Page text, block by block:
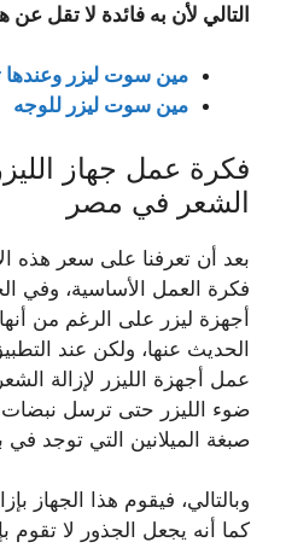
التالي لأن به فائدة لا تقل عن
مين سوت ليزر
مين سوت ليزر للوجه
فكرة عمل جهاز
الشعر في مصر
بعد أن تعرفنا على سعر هذه
فكرة العمل الأساسية، وفي
أجهزة ليزر على الرغم من
الحديث عنها، ولكن عند
عمل أجهزة الليزر لإزالة
ضوء الليزر حتى ترسل
صبغة الميلانين التي توجد
وبالتالي، فيقوم هذا الجهاز
كما أنه يجعل الجذور لا